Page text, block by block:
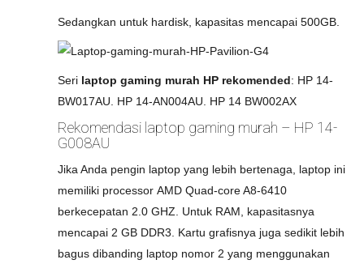
Sedangkan untuk hardisk, kapasitas mencapai 500GB.
Seri laptop gaming murah HP rekomended: HP 14-
BW017AU. HP 14-AN004AU. HP 14 BW002AX
Rekomendasi laptop gaming murah – HP 14-
G008AU
Jika Anda pengin laptop yang lebih bertenaga, laptop ini
memiliki processor AMD Quad-core A8-6410
berkecepatan 2.0 GHZ. Untuk RAM, kapasitasnya
mencapai 2 GB DDR3. Kartu grafisnya juga sedikit lebih
bagus dibanding laptop nomor 2 yang menggunakan